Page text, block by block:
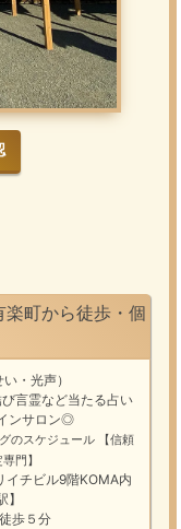
町から徒歩・個
・光声）
言霊など当たる占い
ンサロン◎
のスケジュール
【信頼
門】
チビル9階KOMA内
歩５分